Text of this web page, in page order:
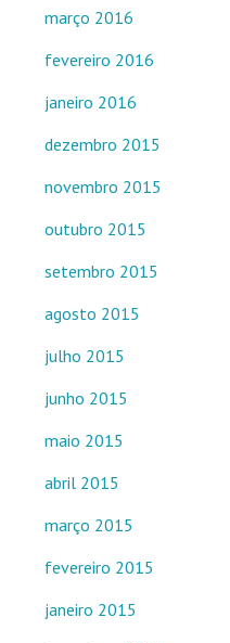
março 2016
fevereiro 2016
janeiro 2016
dezembro 2015
novembro 2015
outubro 2015
setembro 2015
agosto 2015
julho 2015
junho 2015
maio 2015
abril 2015
março 2015
fevereiro 2015
janeiro 2015